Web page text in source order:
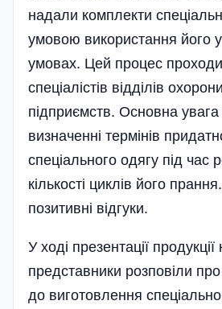
надали комплекти
умовою використання його
умовах. Цей процес
спеціалістів відділів
підприємств. Основна
визначенні термінів
спеціального одягу під час
кількості циклів його
позитивні відгуки.
У ході презентації продукції
представники розповіли
до виготовлення